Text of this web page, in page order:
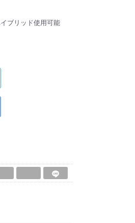
ブリッド使用可能